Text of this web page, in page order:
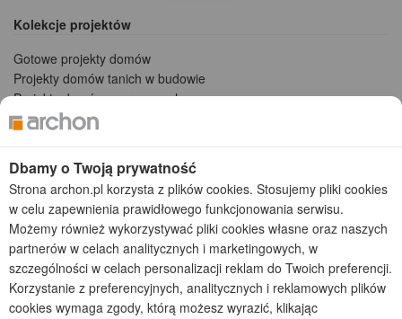
Kolekcje projektów
Gotowe projekty domów
Projekty domów tanich w budowie
Projekty domów szeregowych
Projekty małych domów (do 150 m2)
Projekty domów nowoczesnych
Projekty domów parterowych
2026 © ARCHON+ Biuro Projektów - Tradycyjne i nowoczesne gotowe
projekty domów - autorska pracownia architektoniczna założona w 1990r.
przez arch. Barbarę Mendel
Z uwagi na ciągłe doskonalenie procesu powstawania projektów (zgodnie z
normą ISO 9001), prezentowane na stronie projekty domów mogą
Dbamy o Twoją prywatność
Strona archon.pl korzysta z plików cookies. Stosujemy pliki cookies
w celu zapewnienia prawidłowego funkcjonowania serwisu.
Możemy również wykorzystywać pliki cookies własne oraz naszych
partnerów w celach analitycznych i marketingowych, w
szczególności w celach personalizacji reklam do Twoich preferencji.
Korzystanie z preferencyjnych, analitycznych i reklamowych plików
cookies wymaga zgody, którą możesz wyrazić, klikając